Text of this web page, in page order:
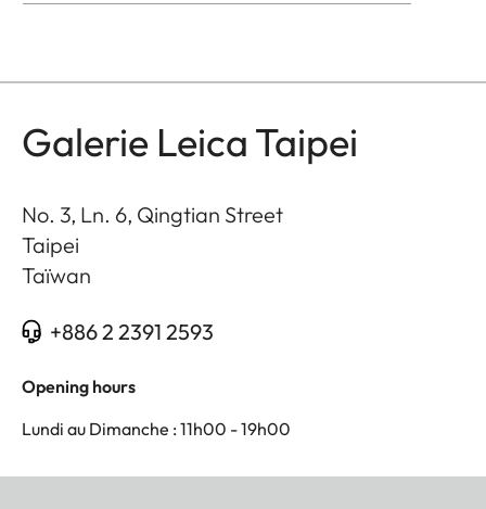
Galerie Leica Taipei
No. 3, Ln. 6, Qingtian Street
Taipei
Taïwan
+886 2 2391 2593
Opening hours
Lundi au Dimanche : 11h00 - 19h00